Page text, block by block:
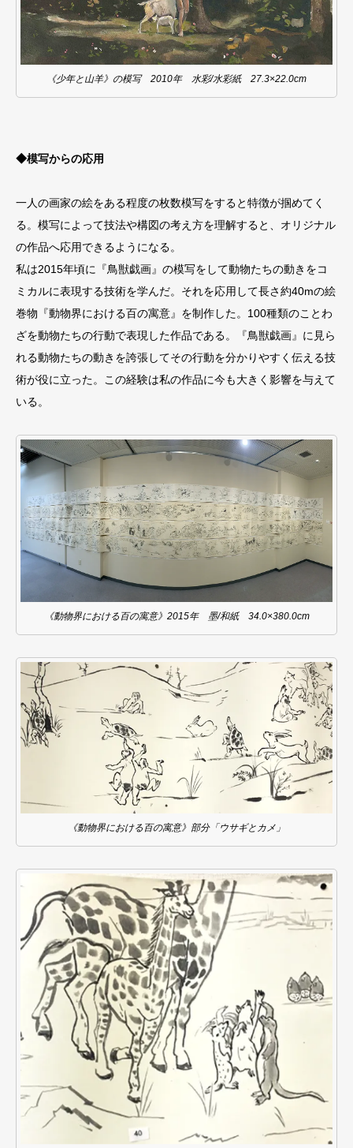
《少年と山羊》の模写 2010年 水彩/水彩紙 27.3×22.0cm
◆模写からの応用
一人の画家の絵をある程度の枚数模写をすると特徴が掴めてく
る。模写によって技法や構図の考え方を理解すると、オリジナル
の作品へ応用できるようになる。
私は2015年頃に『鳥獣戯画』の模写をして動物たちの動きをコ
ミカルに表現する技術を学んだ。それを応用して長さ約40mの絵
巻物『動物界における百の寓意』を制作した。100種類のことわ
ざを動物たちの行動で表現した作品である。『鳥獣戯画』に見ら
れる動物たちの動きを誇張してその行動を分かりやすく伝える技
術が役に立った。この経験は私の作品に今も大きく影響を与えて
いる。
《動物界における百の寓意》2015年 墨/和紙 34.0×380.0cm
《動物界における百の寓意》部分「ウサギとカメ」